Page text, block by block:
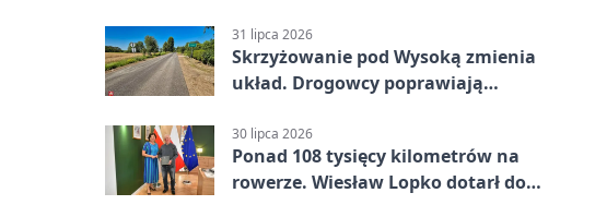
31 lipca 2026
Skrzyżowanie pod Wysoką zmienia
układ. Drogowcy poprawiają
30 lipca 2026
Ponad 108 tysięcy kilometrów na
rowerze. Wiesław Lopko dotarł do